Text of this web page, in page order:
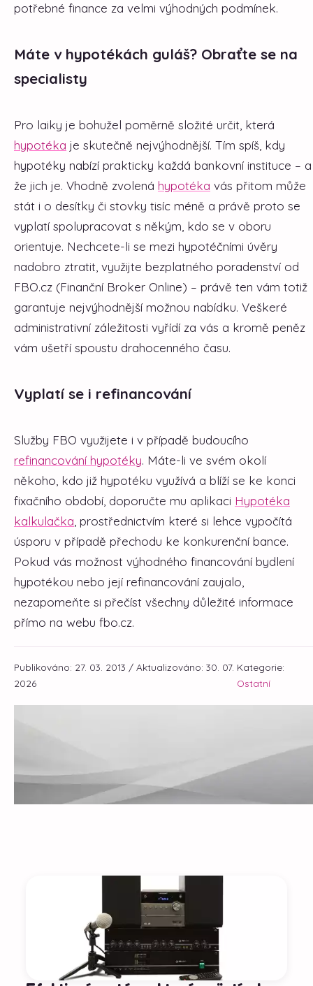
potřebné finance za velmi výhodných podmínek.
Máte v hypotékách guláš? Obraťte se na
specialisty
Pro laiky je bohužel poměrně složité určit, která
hypotéka je skutečně nejvýhodnější. Tím spíš, kdy
hypotéky nabízí prakticky každá bankovní instituce – a
že jich je. Vhodně zvolená hypotéka vás přitom může
stát i o desítky či stovky tisíc méně a právě proto se
vyplatí spolupracovat s někým, kdo se v oboru
orientuje. Nechcete-li se mezi hypotéčními úvěry
nadobro ztratit, využijte bezplatného poradenství od
FBO.cz (Finanční Broker Online) – právě ten vám totiž
garantuje nejvýhodnější možnou nabídku. Veškeré
administrativní záležitosti vyřídí za vás a kromě peněz
vám ušetří spoustu drahocenného času.
Vyplatí se i refinancování
Služby FBO využijete i v případě budoucího
refinancování hypotéky. Máte-li ve svém okolí
někoho, kdo již hypotéku využívá a blíží se ke konci
fixačního období, doporučte mu aplikaci Hypotéka
kalkulačka , prostřednictvím které si lehce vypočítá
úsporu v případě přechodu ke konkurenční bance.
Pokud vás možnost výhodného financování bydlení
hypotékou nebo její refinancování zaujalo,
nezapomeňte si přečíst všechny důležité informace
přímo na webu fbo.cz.
Publikováno: 27. 03. 2013 / Aktualizováno: 30. 07.
2026
Kategorie:
Ostatní